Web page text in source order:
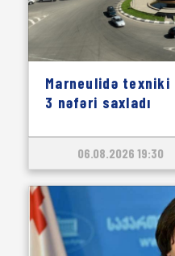
Marneulidə texniki
3 nəfəri saxladı
06.08.2026 19:30